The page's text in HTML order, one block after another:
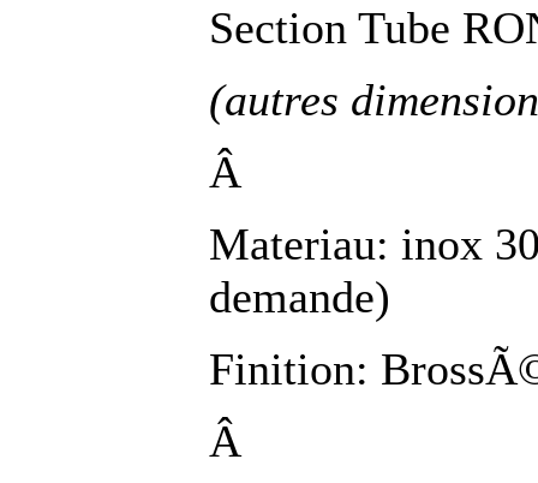
Section Tube
(autres
Â
Materiau: inox
demande)
Finition:
Â